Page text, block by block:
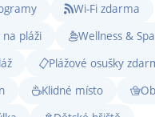
Wi-Fi zdarma
pláži
Wellness & Spa
Plážové osušky
Klidné místo